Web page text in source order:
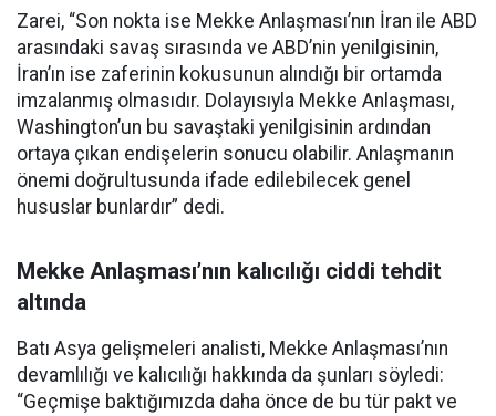
Zarei, “Son nokta ise Mekke Anlaşması’nın İran ile ABD
arasındaki savaş sırasında ve ABD’nin yenilgisinin,
İran’ın ise zaferinin kokusunun alındığı bir ortamda
imzalanmış olmasıdır. Dolayısıyla Mekke Anlaşması,
Washington’un bu savaştaki yenilgisinin ardından
ortaya çıkan endişelerin sonucu olabilir. Anlaşmanın
önemi doğrultusunda ifade edilebilecek genel
hususlar bunlardır” dedi.
Mekke Anlaşması’nın kalıcılığı ciddi tehdit
altında
Batı Asya gelişmeleri analisti, Mekke Anlaşması’nın
devamlılığı ve kalıcılığı hakkında da şunları söyledi:
“Geçmişe baktığımızda daha önce de bu tür pakt ve